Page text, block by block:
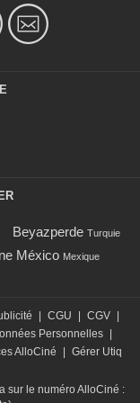
Beyazperde Turquie
México Mexique
CGU CGV
Personnelles
AlloCiné
Gérer Utiq
sur le numéro AlloCiné :